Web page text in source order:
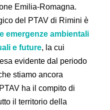
Emilia-Romagna.
del PTAV di Rimini è
emergenze ambientali
e future, la cui
evidente dal periodo
stiamo ancora
ha il compito di
il territorio della